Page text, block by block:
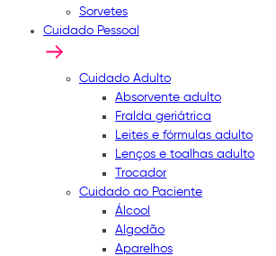
Sorvetes
Cuidado Pessoal
Cuidado Adulto
Absorvente adulto
Fralda geriátrica
Leites e fórmulas adulto
Lenços e toalhas adulto
Trocador
Cuidado ao Paciente
Álcool
Algodão
Aparelhos